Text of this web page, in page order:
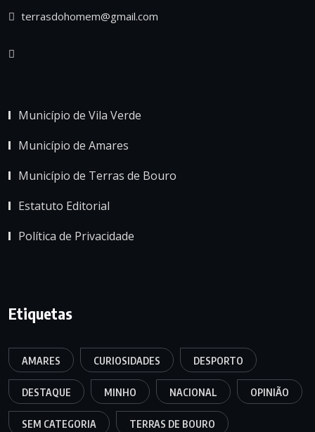
terrasdohomem@gmail.com
Município de Vila Verde
Município de Amares
Município de Terras de Bouro
Estatuto Editorial
Política de Privacidade
Etiquetas
AMARES CURIOSIDADES DESPORTO
DESTAQUE MINHO NACIONAL OPINIÃO
SEM CATEGORIA TERRAS DE BOURO